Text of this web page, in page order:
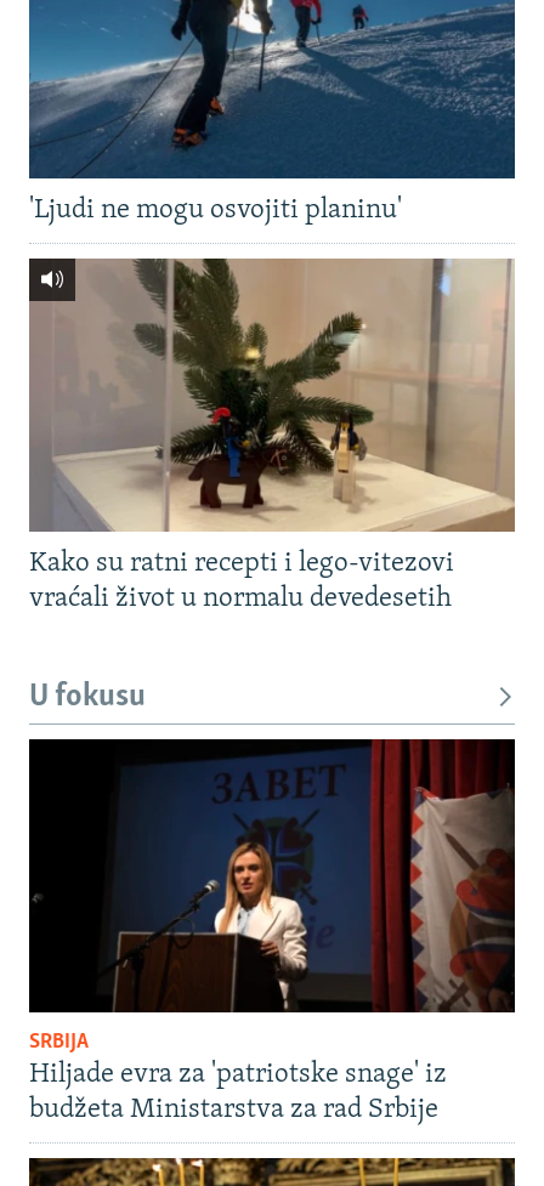
'Ljudi ne mogu osvojiti planinu'
Kako su ratni recepti i lego-vitezovi
vraćali život u normalu devedesetih
U fokusu
SRBIJA
Hiljade evra za 'patriotske snage' iz
budžeta Ministarstva za rad Srbije